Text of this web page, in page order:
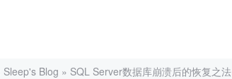
Sleep's Blog » SQL Server数据库崩溃后的恢复之法